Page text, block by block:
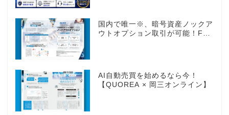
国内で唯一※、暗号資産ノックア
ウトオプション取引が可能！FX
AI自動売買を始めるなら今！
【QUOREA × 岡三オンライン】